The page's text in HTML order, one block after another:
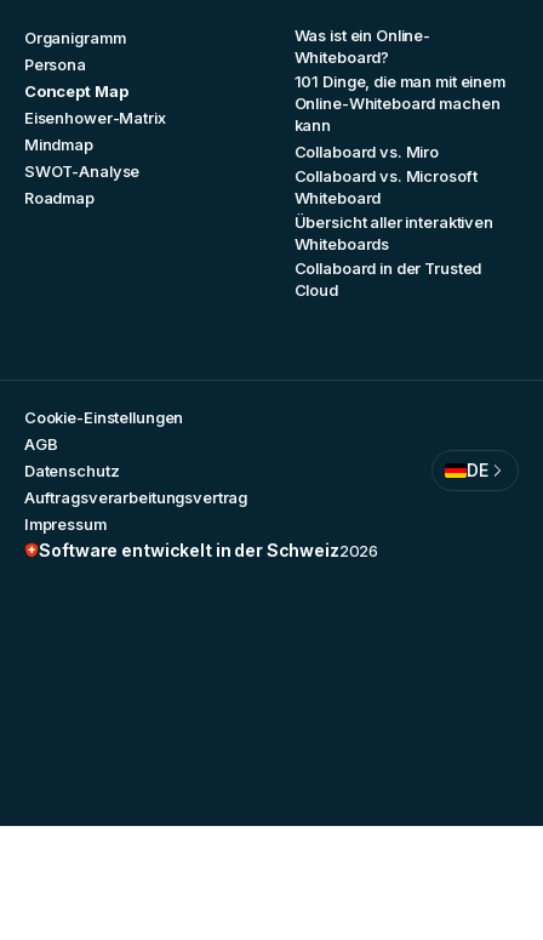
Organigramm
Persona
Concept Map
Eisenhower-Matrix
Mindmap
SWOT-Analyse
Roadmap
Was ist ein Online-
Whiteboard?
101 Dinge, die man mit einem
Online-Whiteboard machen
kann
Collaboard vs. Miro
Collaboard vs. Microsoft
Whiteboard
Übersicht aller interaktiven
Whiteboards
Collaboard in der Trusted
Cloud
Software entwickelt in der Schweiz2026
Cookie-Einstellungen
AGB
Datenschutz
Auftragsverarbeitungsvertrag
Impressum
DE